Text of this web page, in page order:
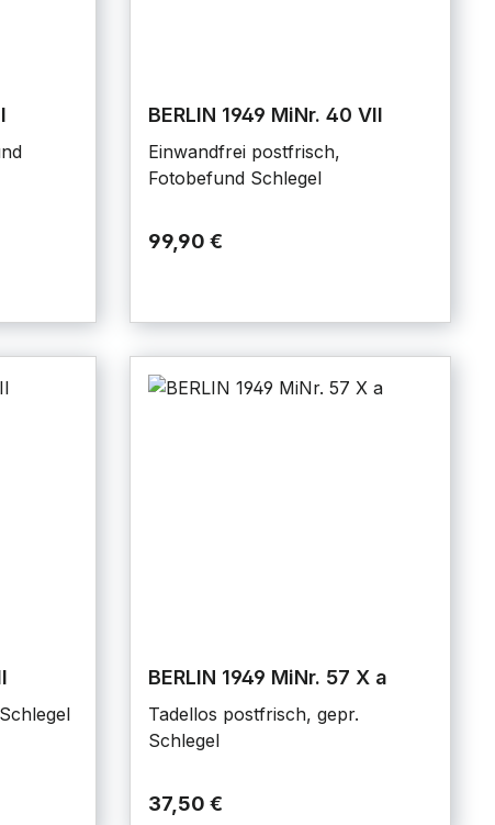
BERLIN 1949 MiNr. 40 VII
Einwandfrei postfrisch,
Fotobefund Schlegel
99,90 €
BERLIN 1949 MiNr. 57 X a
Tadellos postfrisch, gepr.
Schlegel
37,50 €